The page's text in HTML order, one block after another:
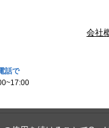
会社
話で